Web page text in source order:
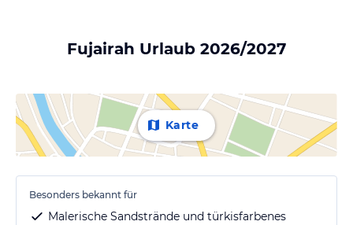
Fujairah Urlaub 2026/2027
Besonders bekannt für
Malerische Sandstrände und türkisfarbenes
Karte